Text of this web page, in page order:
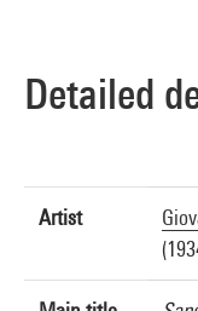
Detailed
Artist